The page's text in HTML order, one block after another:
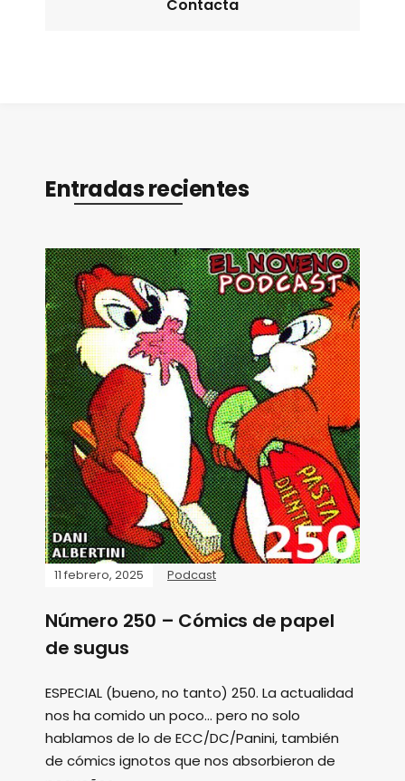
Contacta
Entradas recientes
11 febrero, 2025 Podcast
Número 250 – Cómics de papel
de sugus
ESPECIAL (bueno, no tanto) 250. La actualidad
nos ha comido un poco... pero no solo
hablamos de lo de ECC/DC/Panini, también
de cómics ignotos que nos absorbieron de